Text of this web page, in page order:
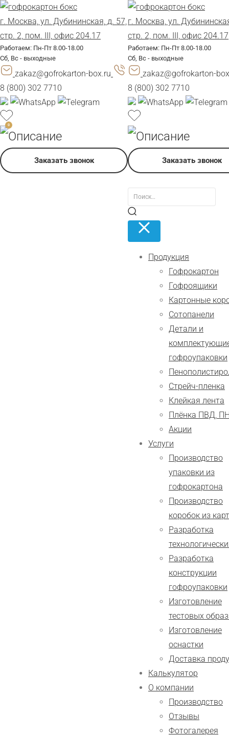
г. Москва, ул. Дубининская, д. 57,
стр. 2, пом. III, офис 204.17
Работаем: Пн-Пт 8.00-18.00
Сб, Вс - выходные
zakaz@gofrokarton-box.ru
8 (800) 302 7710
0
Заказать звонок
г. Москва, ул.
стр. 2, пом. III, офис 204.17
Работаем: Пн-Пт 8.00-18.00
Сб, Вс - выходные
zakaz@gofrokarton-
8 (800) 302 7710
Заказать звонок
Продукция
Гофрокартон
Гофроящики
Картонные
Сотопанели
Детали и
гофроупаковки
Стрейч-пленка
Клейкая лента
Плёнка ПВД,
Акции
Услуги
Производство
упаковки из
гофрокартона
Производство
коробок из
Разработка
Разработка
конструкции
гофроупаковки
Изготовление
тестовых
Изготовление
оснастки
Доставка
Калькулятор
О компании
Производство
Отзывы
Фотогалерея